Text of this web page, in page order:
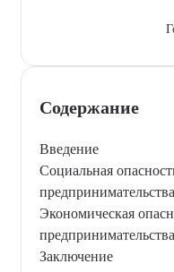
Содержание
Введение
Социальная
предпринимательства
Экономическая
предпринимательства
Заключение